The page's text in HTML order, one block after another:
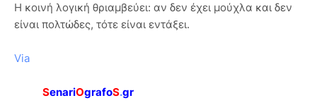
Η κοινή λογική θριαμβεύει: αν δεν έχει μούχλα και δεν
είναι πολτώδες, τότε είναι εντάξει.
Via
SenariOgrafoS.gr